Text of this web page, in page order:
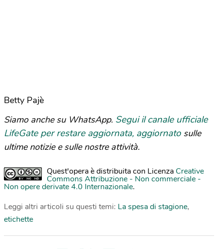
Betty Pajè
Siamo anche su WhatsApp. Segui il canale ufficiale
LifeGate per restare aggiornata, aggiornato sulle
ultime notizie e sulle nostre attività.
Quest'opera è distribuita con Licenza Creative
Commons Attribuzione - Non commerciale -
Non opere derivate 4.0 Internazionale.
Leggi altri articoli su questi temi: La spesa di stagione,
etichette